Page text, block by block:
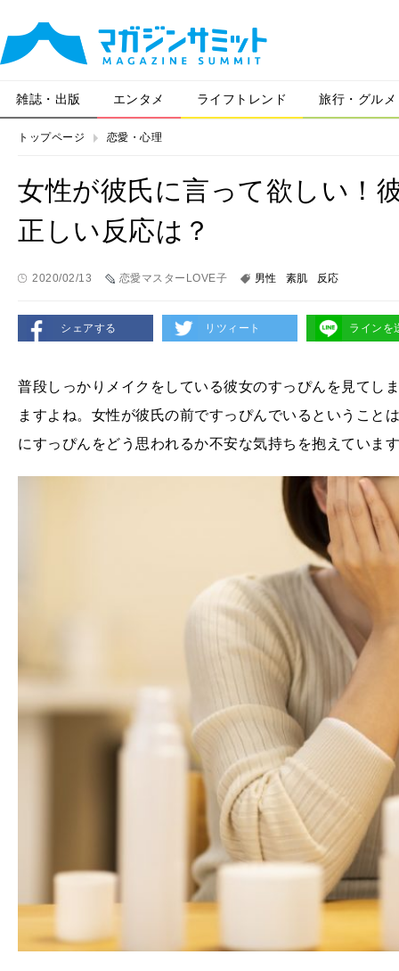
雑誌・出版 エンタメ ライフトレンド 旅行・グルメ
トップページ 恋愛・心理
女性が彼氏に言って欲しい！
正しい反応は？
2020/02/13 恋愛マスターLOVE子 男性 素肌 反応
シェアする リツィート ラインを
普段しっかりメイクをしている彼女のすっぴんを見てし
ますよね。女性が彼氏の前ですっぴんでいるということ
にすっぴんをどう思われるか不安な気持ちを抱えていま